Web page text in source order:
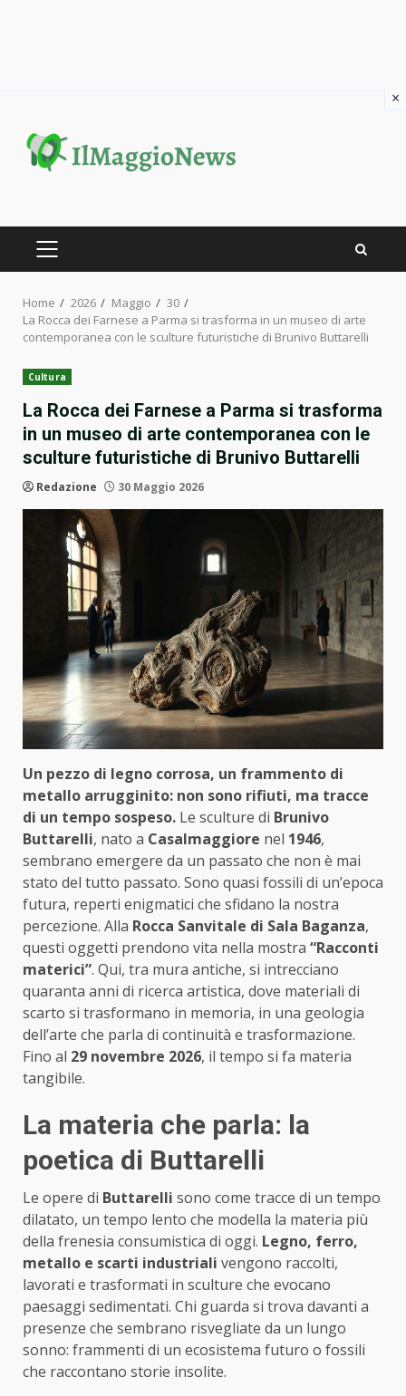
content
PRIMARY
Home 2026 Maggio
30
La Rocca dei Farnese a Parma si trasforma in un museo di arte
contemporanea con le sculture futuristiche di Brunivo Buttarelli
Cultura
La Rocca dei Farnese a Parma si trasforma
in un museo di arte contemporanea con le
sculture futuristiche di Brunivo Buttarelli
Redazione 30 Maggio 2026
Un pezzo di legno corrosa, un frammento di
metallo arrugginito: non sono rifiuti, ma tracce
di un tempo sospeso. Le sculture di Brunivo
Buttarelli, nato a Casalmaggiore nel 1946,
sembrano emergere da un passato che non è mai
stato del tutto passato. Sono quasi fossili di un’epoca
futura, reperti enigmatici che sfidano la nostra
percezione. Alla Rocca Sanvitale di Sala Baganza,
questi oggetti prendono vita nella mostra “Racconti
materici”. Qui, tra mura antiche, si intrecciano
quaranta anni di ricerca artistica, dove materiali di
scarto si trasformano in memoria, in una geologia
dell’arte che parla di continuità e trasformazione.
Fino al 29 novembre 2026, il tempo si fa materia
tangibile.
La materia che parla: la
poetica di Buttarelli
Le opere di Buttarelli sono come tracce di un tempo
dilatato, un tempo lento che modella la materia più
della frenesia consumistica di oggi. Legno, ferro,
metallo e scarti industriali vengono raccolti,
lavorati e trasformati in sculture che evocano
paesaggi sedimentati. Chi guarda si trova davanti a
presenze che sembrano risvegliate da un lungo
sonno: frammenti di un ecosistema futuro o fossili
che raccontano storie insolite.
×